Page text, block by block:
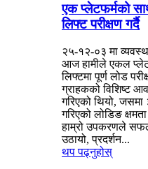
एक प्लेटफर्मको
लिफ्ट परीक्षण गर्दै
२५-१२-०३ मा
आज हामीले एकल
लिफ्टमा पूर्ण लोड
ग्राहकको विशिष्ट
गरिएको थियो,
गरिएको लोडिङ
हाम्रो उपकरणले
उठायो, प्रदर्शन...
थप पढ्नुहोस्